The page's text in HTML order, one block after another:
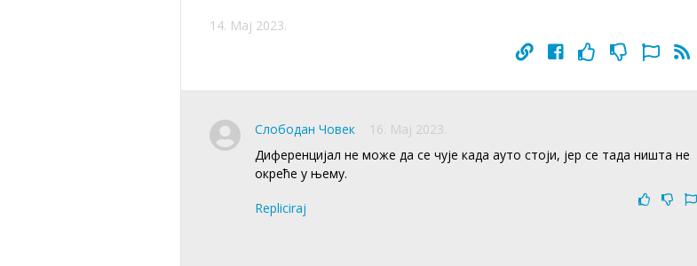
14. Maj 2023.
Слободан Човек
16. Maj 2023.
Диференцијал не може да се чује када ауто стоји, јер се тада ништа не
окреће у њему.
Repliciraj